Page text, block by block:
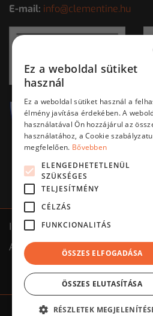
E-mail: info@clementine.hu
Impresszum
ÁSZF
Adatkezelés tájékoztató
Ez a weboldal sütiket
használ
Ez a weboldal sütiket használ a
élmény javítása érdekében. A
használatával Ön hozzájárul az
használatához, a Cookie
megfelelően. Bővebben
ELENGEDHETETLENÜL
SZÜKSÉGES
TELJESÍTMÉNY
CÉLZÁS
FUNKCIONALITÁS
ÖSSZES ELFOGADÁSA
ÖSSZES ELUTASÍTÁSA
RÉSZLETEK